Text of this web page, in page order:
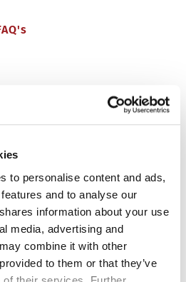
to personalise content and ads,
and to analyse our
information about your use
media, advertising and
combine it with other
to them or that they’ve
Sie auch
bestehenden
Wo finde ich mehr